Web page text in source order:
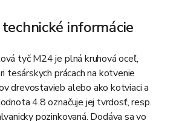
technické informácie
tyč M24 je plná kruhová oceľ,
tesárskych prácach na kotvenie
drevostavieb alebo ako kotviaci a
4.8 označuje jej tvrdosť, resp.
pozinkovaná. Dodáva sa vo